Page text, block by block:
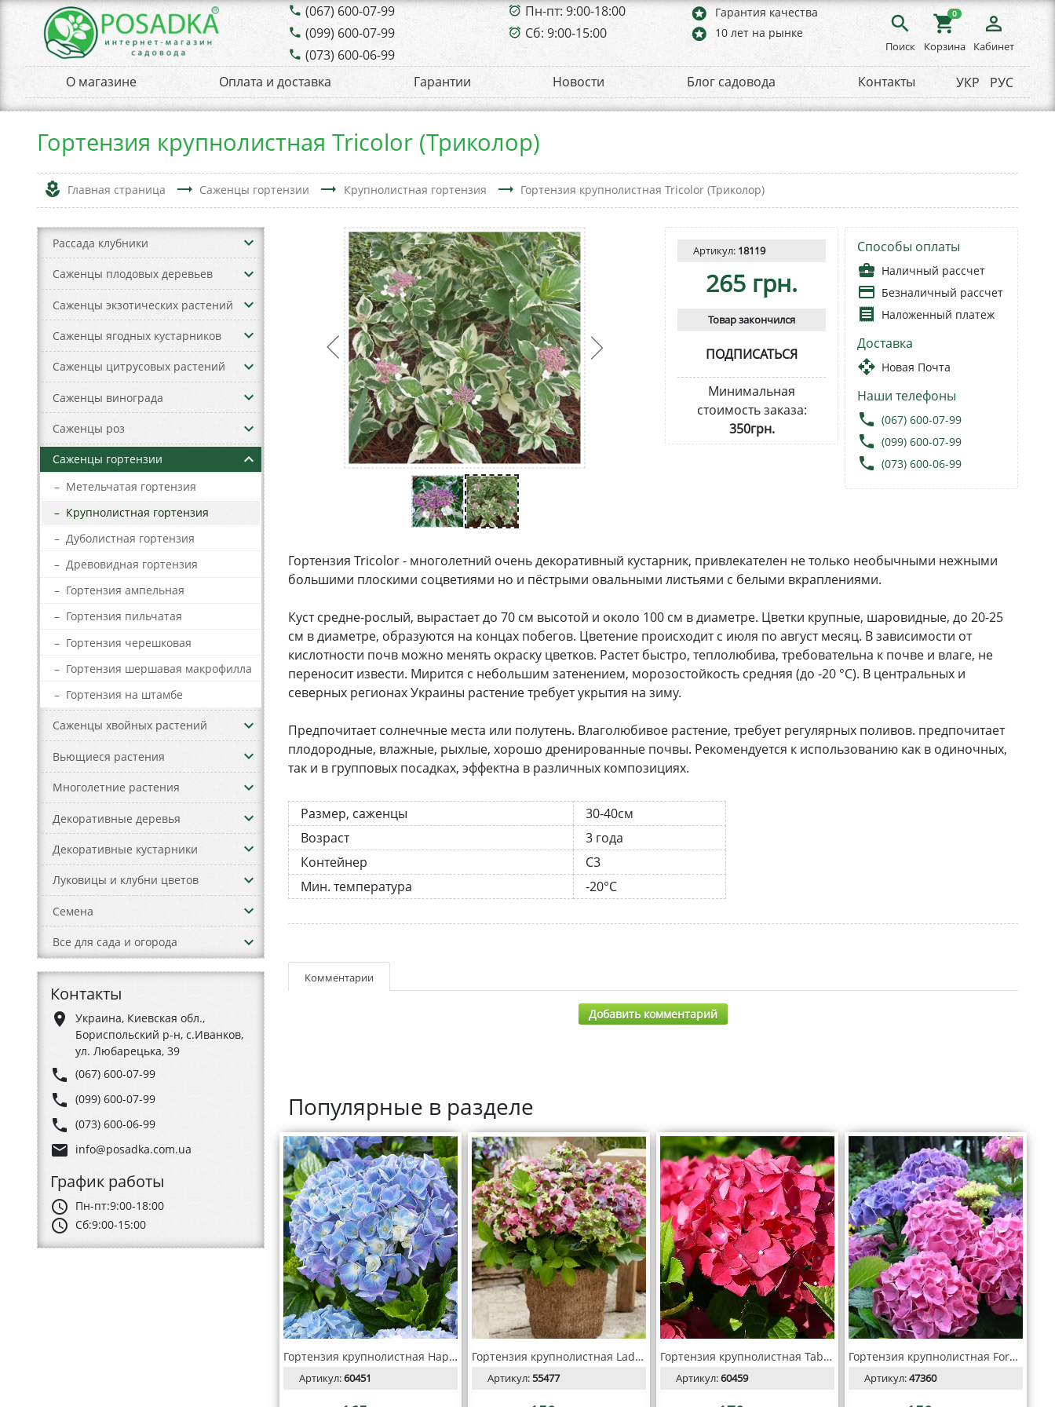
phone (067) 600-07-99
phone (099) 600-07-99
phone (073) 600-06-99
alarm_on Пн-пт: 9:00-18:00
alarm_on Сб: 9:00-15:00
stars Гарантия качества
stars 10 лет на рынке search
Поиск
shopping_cart
0
Корзина
person_outline
Кабинет
О магазине Оплата и доставка Гарантии Новости Блог садовода Контакты УКР РУС
Гортензия крупнолистная Tricolor (Триколор)
local_florist Главная страница trending_flat Саженцы гортензии trending_flat Крупнолистная гортензия trending_flat Гортензия крупнолистная Tricolor (Триколор)
Рассада клубники keyboard_arrow_down
Саженцы плодовых деревьев keyboard_arrow_down
Саженцы экзотических растений keyboard_arrow_down
Саженцы ягодных кустарников keyboard_arrow_down
Саженцы цитрусовых растений keyboard_arrow_down
Саженцы винограда keyboard_arrow_down
Саженцы роз keyboard_arrow_down
Саженцы гортензии keyboard_arrow_up
– Метельчатая гортензия
– Крупнолистная гортензия
– Дуболистная гортензия
– Древовидная гортензия
– Гортензия ампельная
– Гортензия пильчатая
– Гортензия черешковая
– Гортензия шершавая макрофилла
– Гортензия на штамбе
Саженцы хвойных растений keyboard_arrow_down
Вьющиеся растения keyboard_arrow_down
Многолетние растения keyboard_arrow_down
Декоративные деревья keyboard_arrow_down
Декоративные кустарники keyboard_arrow_down
Луковицы и клубни цветов keyboard_arrow_down
Семена keyboard_arrow_down
Все для сада и огорода keyboard_arrow_down
Контакты
place
Украина, Киевская обл.,
Бориспольский р-н, с.Иванков,
ул. Любарецька, 39
phone (067) 600-07-99
phone (099) 600-07-99
phone (073) 600-06-99
email info@posadka.com.ua
График работы
schedule Пн-пт:9:00-18:00
schedule Сб:9:00-15:00
Артикул: 18119
265 грн.
Товар закончился
ПОДПИСАТЬСЯ
Минимальная
стоимость заказа:
350грн.
Способы оплаты
business_center Наличный рассчет
payment Безналичный рассчет
receipt Наложенный платеж
Доставка
open_with Новая Почта
Наши телефоны
local_phone (067) 600-07-99
local_phone (099) 600-07-99
local_phone (073) 600-06-99
Гортензия Tricolor - многолетний очень декоративный кустарник, привлекателен не только необычными нежными
большими плоскими соцветиями но и пёстрыми овальными листьями с белыми вкраплениями.
Куст средне-рослый, вырастает до 70 см высотой и около 100 см в диаметре. Цветки крупные, шаровидные, до 20-25
см в диаметре, образуются на концах побегов. Цветение происходит с июля по август месяц. В зависимости от
кислотности почв можно менять окраску цветков. Растет быстро, теплолюбива, требовательна к почве и влаге, не
переносит извести. Мирится с небольшим затенением, морозостойкость средняя (до -20 °C). В центральных и
северных регионах Украины растение требует укрытия на зиму.
Предпочитает солнечные места или полутень. Влаголюбивое растение, требует регулярных поливов. предпочитает
плодородные, влажные, рыхлые, хорошо дренированные почвы. Рекомендуется к использованию как в одиночных,
так и в групповых посадках, эффектна в различных композициях.
Размер, саженцы
30-40см
Возраст
3 года
Контейнер
С3
Мин. температура
-20°C
Комментарии
Добавить комментарий
Популярные в разделе
Гортензия крупнолистная Happy Blue (Хэппи Блю)
Артикул:60451
Гортензия крупнолистная Lady Mata Hari Pink (Леди Мата Хари Пинк)
Артикул:55477
Гортензия крупнолистная Tabletensia (Таблетензия)
Артикул:60459
Гортензия крупнолистная Forever & Ever Double Pink/Blue
Артикул:47360